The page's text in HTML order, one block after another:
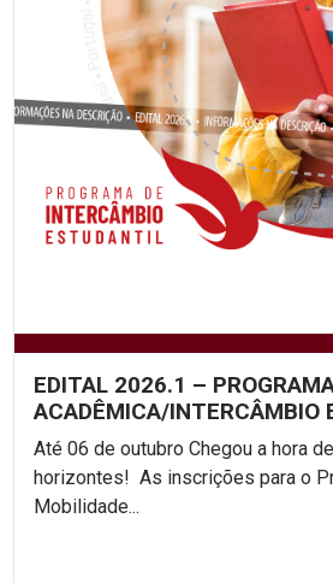
EDITAL 2026.1 –
ACADÊMICA/INTERCÂMBIO
UNICAP
Até 06 de outubro Chegou a hora de expandir seus
horizontes! As inscrições para o Programa de
Mobilidade...